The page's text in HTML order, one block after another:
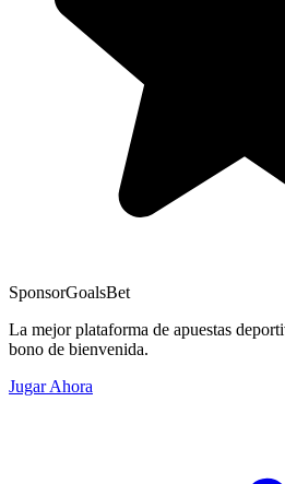
SponsorGoalsBet
La mejor plataforma de apuestas
bono de bienvenida.
Jugar Ahora